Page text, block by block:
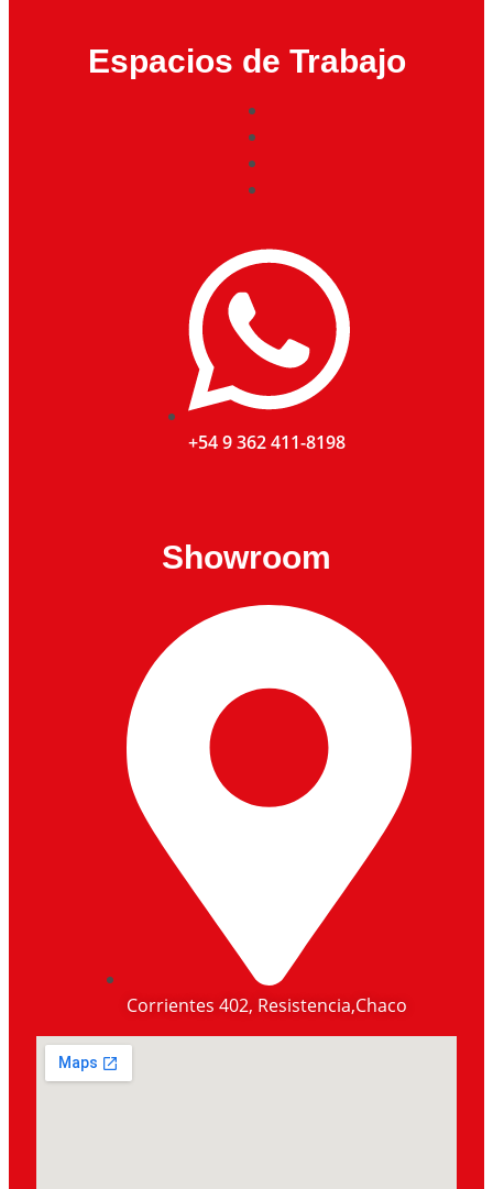
Espacios de Trabajo
+54 9 362 411-8198
Showroom
Corrientes 402, Resistencia,Chaco